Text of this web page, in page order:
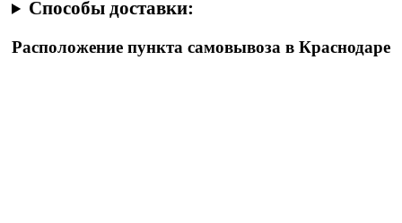
Способы доставки:
Расположение пункта самовывоза в Краснодаре